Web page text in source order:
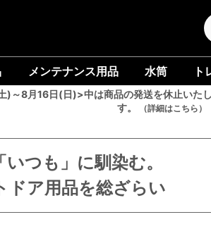
メンテナンス用品 水筒 ト
8月16日(日)>中は商品の発送を休止いた
す。
（詳細はこちら）
つも」に馴染む。
ドア用品を総ざらい